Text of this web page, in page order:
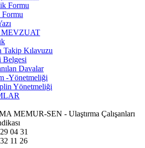
Formu
Formu
Takip Kılavuzu
Belgesi
Davalar
-Yönetmeliği
Yönetmeliği
MEMUR-SEN - Ulaştırma Çalışanları
04 31
11 26